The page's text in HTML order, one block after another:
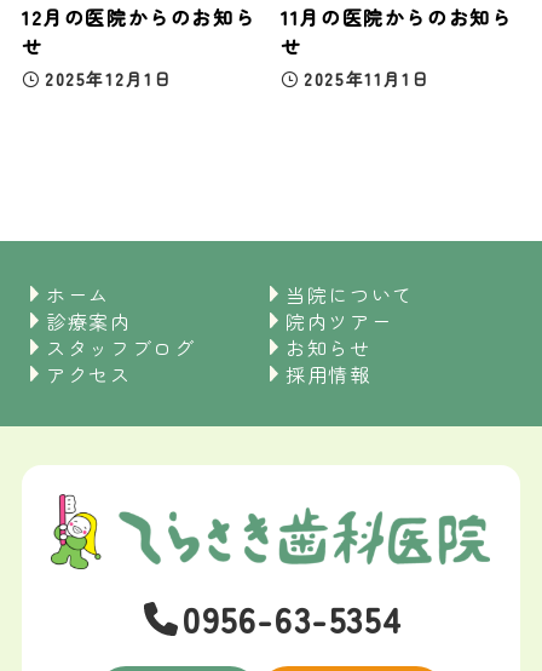
12月の医院からのお知ら
せ
2025年12月1日
11月の医院からのお知ら
せ
2025年11月1日
ホーム
当院について
診療案内
院内ツアー
スタッフブログ
お知らせ
アクセス
採用情報
0956-63-5354